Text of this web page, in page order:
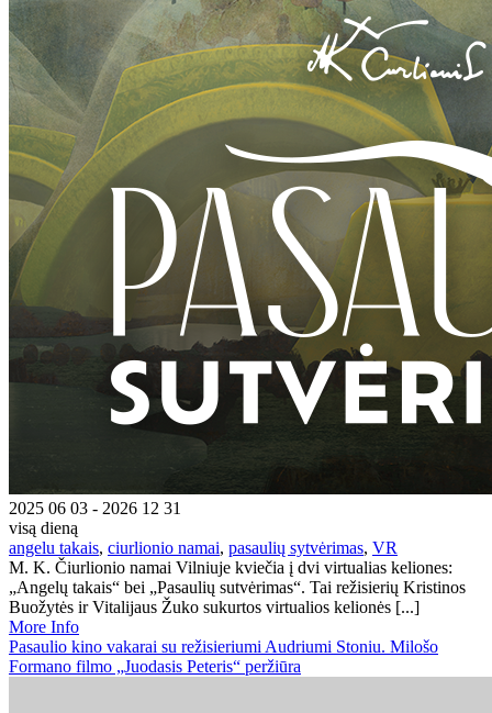
2025 06 03 - 2026 12 31
visą dieną
angelu takais, ciurlionio namai, pasaulių sytvėrimas, VR
M. K. Čiurlionio namai Vilniuje kviečia į dvi virtualias keliones:
„Angelų takais“ bei „Pasaulių sutvėrimas“. Tai režisierių Kristinos
Buožytės ir Vitalijaus Žuko sukurtos virtualios kelionės [...]
More Info
Pasaulio kino vakarai su režisieriumi Audriumi Stoniu. Milošo
Formano filmo „Juodasis Peteris“ peržiūra